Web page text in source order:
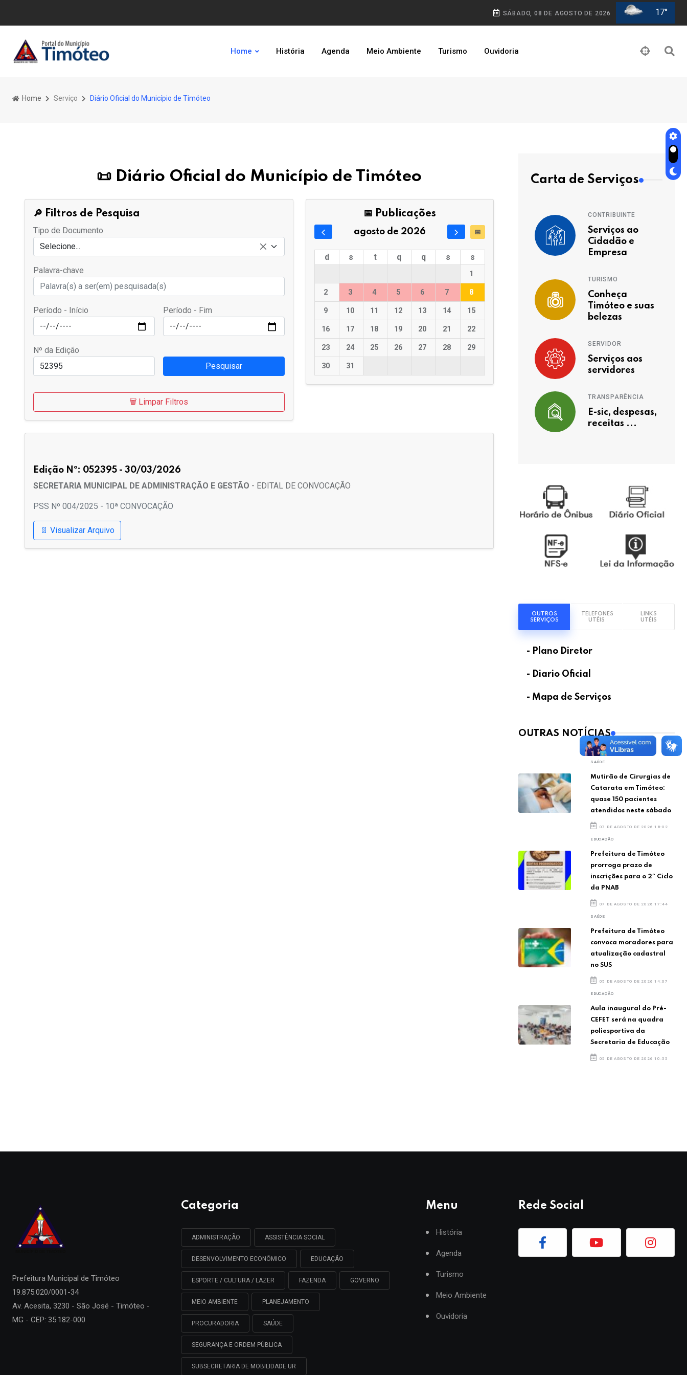
SÁBADO, 08 DE AGOSTO DE 2026 17°
Home História Agenda Meio Ambiente Turismo Ouvidoria
Home Serviço Diário Oficial do Município de Timóteo
📜 Diário Oficial do Município de Timóteo
🔎 Filtros de Pesquisa
Tipo de Documento
Selecione...
Palavra-chave
Período - Início Período - Fim
Nº da Edição
Pesquisar
🗑️ Limpar Filtros
📅 Publicações
agosto de 2026 📅
d s t q q s s
1
2 3 4 5 6 7 8
9 10 11 12 13 14 15
16 17 18 19 20 21 22
23 24 25 26 27 28 29
30 31
Edição Nº: 052395 - 30/03/2026
SECRETARIA MUNICIPAL DE ADMINISTRAÇÃO E GESTÃO - EDITAL DE CONVOCAÇÃO
PSS Nº 004/2025 - 10ª CONVOCAÇÃO
📄 Visualizar Arquivo
Carta de Serviços
CONTRIBUINTE
Serviços ao
Cidadão e
Empresa
TURISMO
Conheça
Timóteo e suas
belezas
SERVIDOR
Serviços aos
servidores
TRANSPARÊNCIA
E-sic, despesas,
receitas ...
OUTROS
SERVIÇOS
TELEFONES
UTÉIS
LINKS
UTÉIS
- Plano Diretor
- Diario Oficial
- Mapa de Serviços
OUTRAS NOTÍCIAS
SAÚDE
Mutirão de Cirurgias de
Catarata em Timóteo:
quase 150 pacientes
atendidos neste sábado
07 DE AGOSTO DE 2026 18:02
EDUCAÇÃO
Prefeitura de Timóteo
prorroga prazo de
inscrições para o 2º Ciclo
da PNAB
07 DE AGOSTO DE 2026 17:44
SAÚDE
Prefeitura de Timóteo
convoca moradores para
atualização cadastral
no SUS
05 DE AGOSTO DE 2026 14:07
EDUCAÇÃO
Aula inaugural do Pré-
CEFET será na quadra
poliesportiva da
Secretaria de Educação
05 DE AGOSTO DE 2026 10:55
Prefeitura Municipal de Timóteo
19.875.020/0001-34
Av. Acesita, 3230 - São José - Timóteo -
MG - CEP: 35.182-000
Categoria
ADMINISTRAÇÃO ASSISTÊNCIA SOCIAL
DESENVOLVIMENTO ECONÔMICO EDUCAÇÃO
ESPORTE / CULTURA / LAZER FAZENDA GOVERNO
MEIO AMBIENTE PLANEJAMENTO
PROCURADORIA SAÚDE
SEGURANÇA E ORDEM PÚBLICA
SUBSECRETARIA DE MOBILIDADE UR
Menu
História
Agenda
Turismo
Meio Ambiente
Ouvidoria
Rede Social